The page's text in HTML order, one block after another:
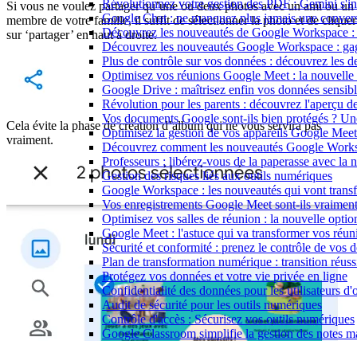
Révolutionnez votre gestion des PDF : Gemini
Google Chat : ne manquez plus jamais une
Découvrez les nouveautés de Google Workspace
Découvrez les nouveautés Google Workspace :
Plus de contrôle sur vos données : découvrez les
Optimisez vos réunions Google Meet : la
Google Drive : maîtrisez enfin vos données
Révolution pour les parents : découvrez l'aperçu
Vos documents Google sont-ils bien protégés ?
Optimisez la gestion de vos appareils Google
Découvrez comment les nouveautés Google
Professeurs : libérez-vous de la paperasse avec
Gestion des risques liés aux outils numériques
Google Workspace : les nouveautés qui vont
Vos enregistrements Google Meet sont-ils
Optimisez vos salles de réunion : la nouvelle
Google Meet : l'astuce qui va transformer vos
Sécurité et conformité : prenez le contrôle de vos
Plan de transformation numérique : transition
Protégez vos données et votre vie privée en ligne
Confidentialité des données pour les utilisateurs
Audit de sécurité pour les outils numériques
Contrôle d'accès : Sécurisez vos outils numériques
Google Classroom simplifie la gestion des notes
Si vous ne voulez partager qu’une ou deux photos avec un ami ou un
membre de votre famille, il suffit de sélectionner la photo et de cliquer
sur ‘partager’ en haut à droite.
Cela évite la phase de création d’album qui ne vous servira pas
vraiment.